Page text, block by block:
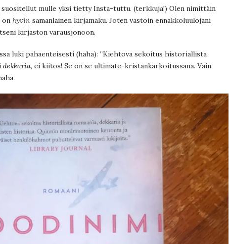
mulle yksi tietty Insta-tuttu. (terkkuja!) Olen nimittäin
on hyvin samanlainen kirjamaku. Joten vastoin ennakkoluulojani
kirjaston varausjonoon.
luki pahaenteisesti (haha): ”Kiehtova sekoitus historiallista
dekkaria, ei kiitos! Se on se ultimate-kristankarkoitussana. Vain